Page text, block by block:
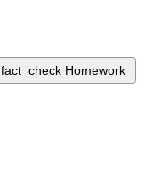
fact_check Homework